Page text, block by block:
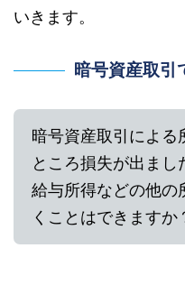
いきます。
暗号資産取引
暗号資産取引による
ところ損失が出まし
給与所得などの他の
くことはできますか